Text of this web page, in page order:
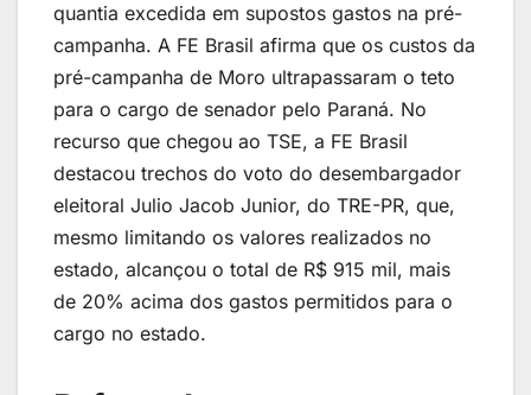
quantia excedida em supostos gastos na pré-
campanha. A FE Brasil afirma que os custos da
pré-campanha de Moro ultrapassaram o teto
para o cargo de senador pelo Paraná. No
recurso que chegou ao TSE, a FE Brasil
destacou trechos do voto do desembargador
eleitoral Julio Jacob Junior, do TRE-PR, que,
mesmo limitando os valores realizados no
estado, alcançou o total de R$ 915 mil, mais
de 20% acima dos gastos permitidos para o
cargo no estado.